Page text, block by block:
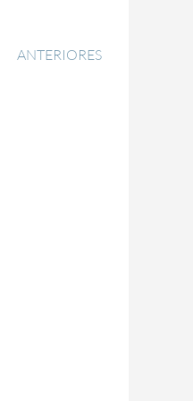
ANTERIORES